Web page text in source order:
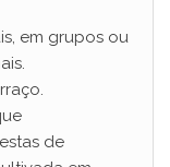
em grupos ou
de